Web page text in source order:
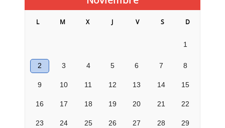
L M X J V S D
1
2 3 4 5 6 7 8
9 10 11 12 13 14 15
16 17 18 19 20 21 22
23 24 25 26 27 28 29